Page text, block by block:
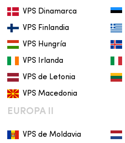
VPS Dinamarca
VPS Finlandia
VPS Hungría
VPS Irlanda
VPS de Letonia
VPS Macedonia
EUROPA II
VPS de Moldavia